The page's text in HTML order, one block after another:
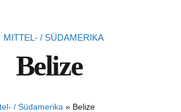
MITTEL- / SÜDAMERIKA
Belize
/ Südamerika » Belize